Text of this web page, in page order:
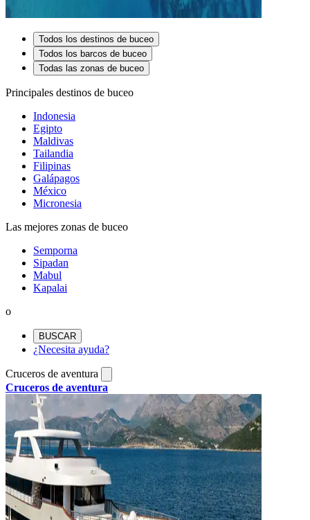
Todos los destinos de buceo
Todos los barcos de buceo
Todas las zonas de buceo
Principales destinos de buceo
Indonesia
Egipto
Maldivas
Tailandia
Filipinas
Galápagos
México
Micronesia
Las mejores zonas de buceo
Semporna
Sipadan
Mabul
Kapalai
o
BUSCAR
¿Necesita ayuda?
Cruceros de aventura
Cruceros de aventura